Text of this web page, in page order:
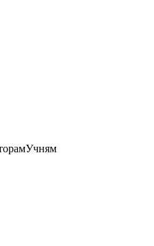
Учням